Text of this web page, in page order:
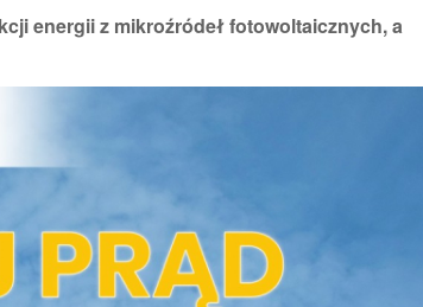
energii z mikroźródeł fotowoltaicznych, a